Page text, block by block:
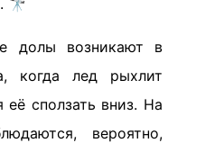
🔭
долы возникают в
когда лед рыхлит
её сползать вниз. На
вероятно,